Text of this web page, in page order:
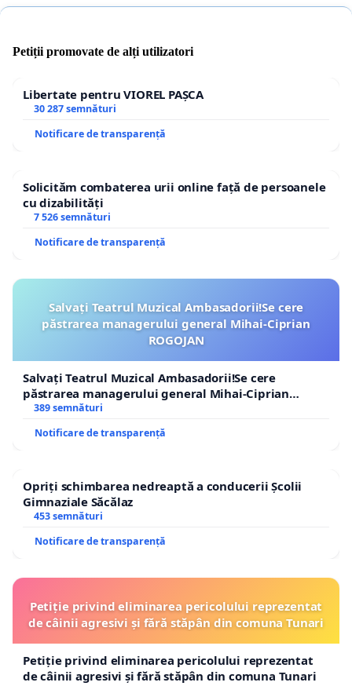
Petiții promovate de alți utilizatori
Libertate pentru VIOREL PAȘCA
30 287 semnături
Notificare de transparență
Solicităm combaterea urii online față de persoanele
cu dizabilități
7 526 semnături
Notificare de transparență
Salvați Teatrul Muzical Ambasadorii!Se cere
păstrarea managerului general Mihai-Ciprian
ROGOJAN
Salvați Teatrul Muzical Ambasadorii!Se cere
păstrarea managerului general Mihai-Ciprian
ROGOJAN
389 semnături
Notificare de transparență
Opriți schimbarea nedreaptă a conducerii Școlii
Gimnaziale Săcălaz
453 semnături
Notificare de transparență
Petiție privind eliminarea pericolului reprezentat
de câinii agresivi și fără stăpân din comuna Tunari
Petiție privind eliminarea pericolului reprezentat
de câinii agresivi și fără stăpân din comuna Tunari